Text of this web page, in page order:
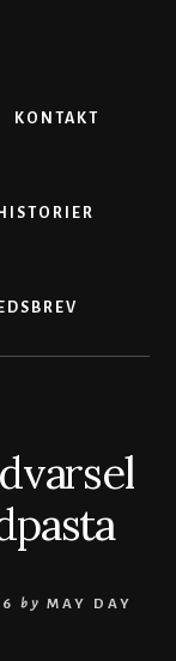
KONTAKT
by MAY DAY